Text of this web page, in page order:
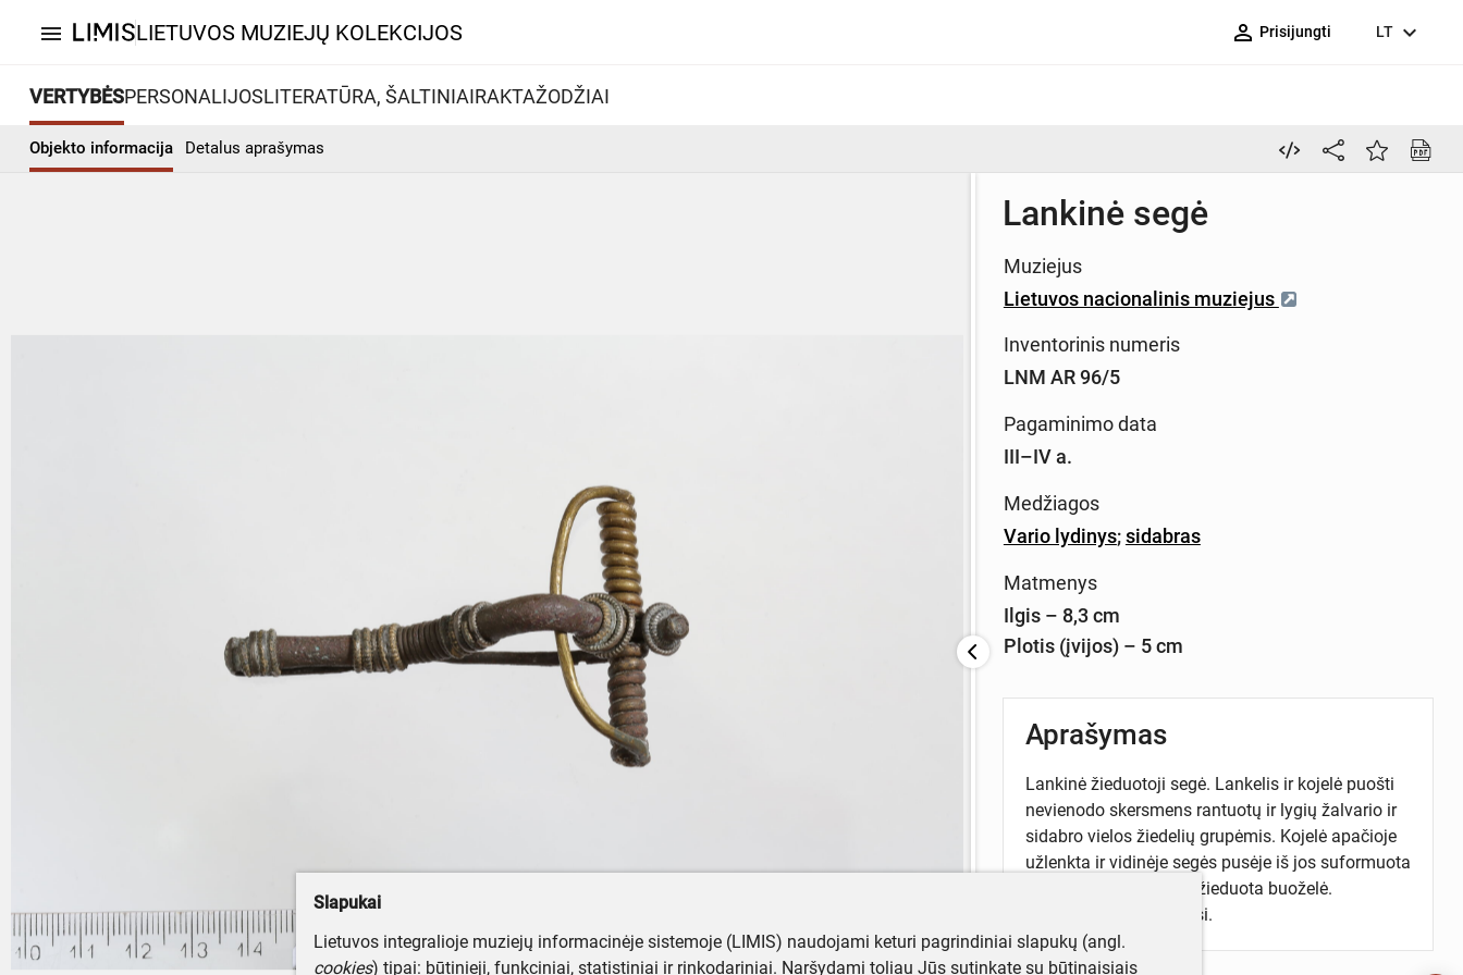
menu LIETUVOS MUZIEJŲ KOLEKCIJOS person_outline Prisijungti LT expand_more
VERTYBĖSPERSONALIJOSLITERATŪRA, ŠALTINIAIRAKTAŽODŽIAI
Objekto informacija Detalus aprašymas
Lankinė segė
Muziejus
Lietuvos nacionalinis muziejus
Inventorinis numeris
LNM AR 96/5
Pagaminimo data
III–IV a.
Medžiagos
Vario lydinys;sidabras
Matmenys
Ilgis – 8,3 cm
Plotis (įvijos) – 5 cm
Aprašymas
Lankinė žieduotoji segė. Lankelis ir kojelė puošti
nevienodo skersmens rantuotų ir lygių žalvario ir
sidabro vielos žiedelių grupėmis. Kojelė apačioje
užlenkta ir vidinėje segės pusėje iš jos suformuota
užkaba. Virš įvijos yra žieduota buoželė.
Užsegimo adata išlikusi.
Slapukai
Lietuvos integralioje muziejų informacinėje sistemoje (LIMIS) naudojami keturi pagrindiniai slapukų (angl.
cookies) tipai: būtinieji, funkciniai, statistiniai ir rinkodariniai. Naršydami toliau Jūs sutinkate su būtinaisiais